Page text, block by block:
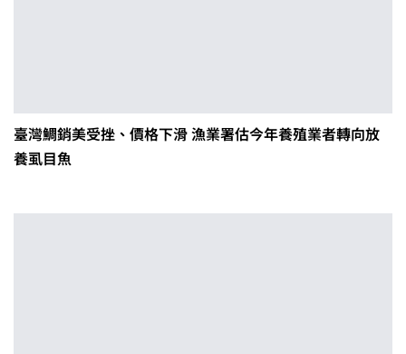
臺灣鯛銷美受挫、價格下滑 漁業署估今年養殖業者轉向放
養虱目魚